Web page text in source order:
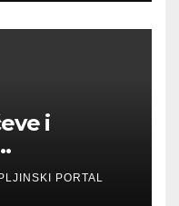
i
PORTAL